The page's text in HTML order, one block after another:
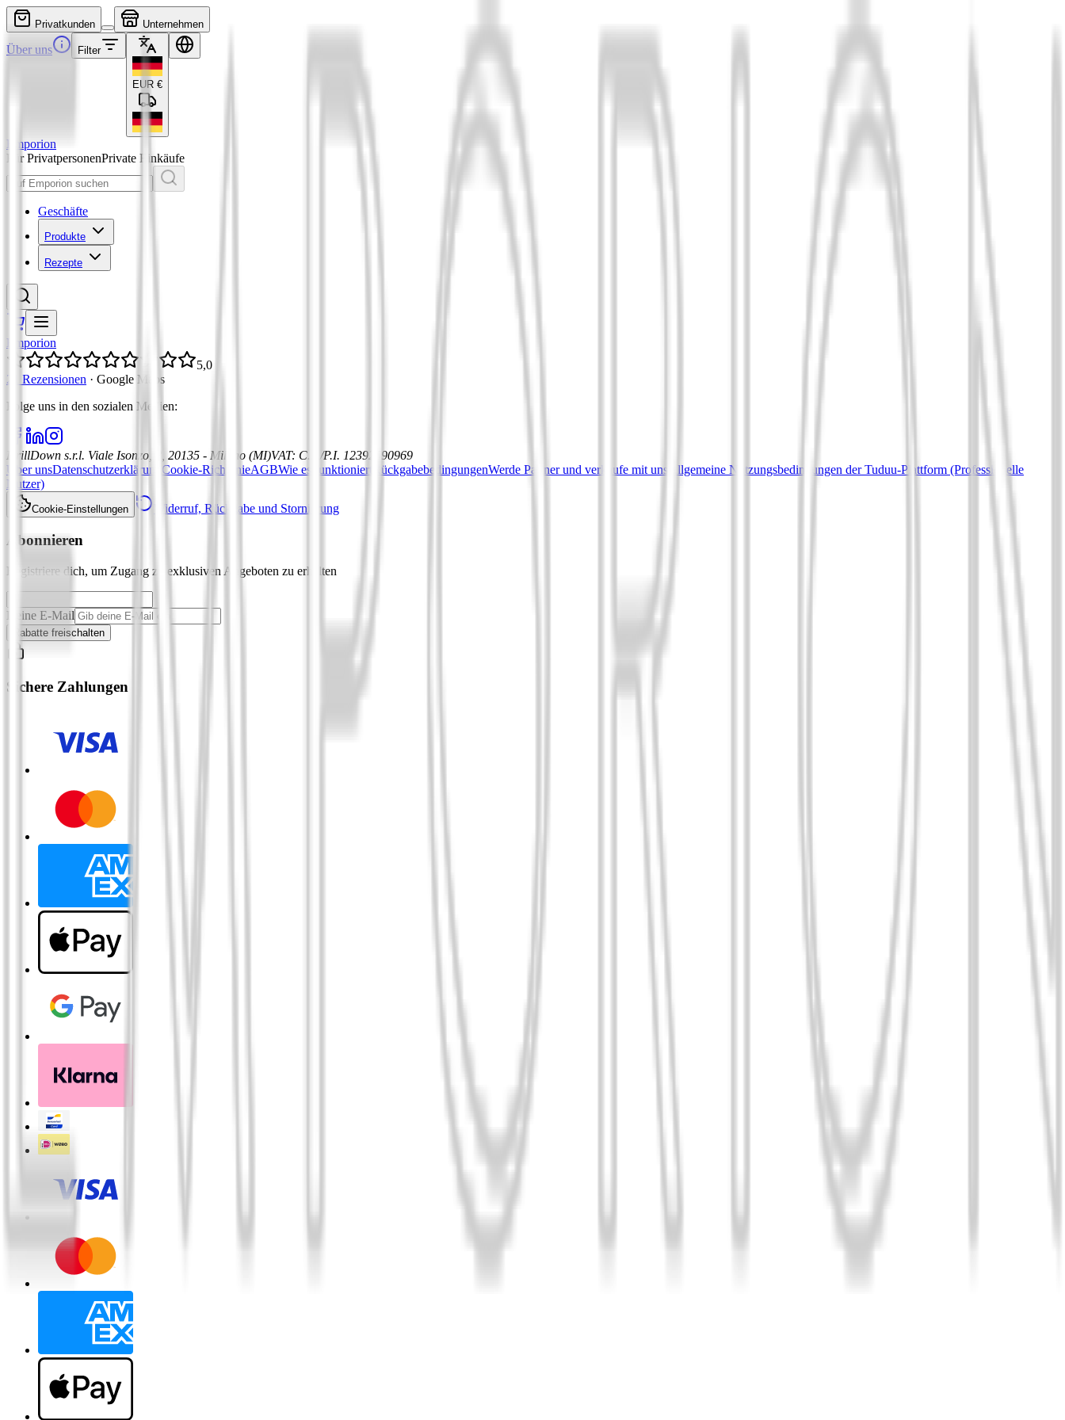
Privatkunden Unternehmen
Über uns Filter
EUR €
Emporion
Für PrivatpersonenPrivate Einkäufe
Geschäfte
Produkte
Rezepte
Emporion
5,0
21 Rezensionen · Google Maps
Folge uns in den sozialen Medien:
DrillDown s.r.l. Viale Isonzo, 8, 20135 - Milano (MI)VAT: C.F./P.I. 12392590969
Über unsDatenschutzerklärung Cookie-RichtlinieAGBWie es funktioniert RückgabebedingungenWerde Partner und verkaufe mit uns
Allgemeine Nutzungsbedingungen der Tuduu-Plattform (Professionelle
Nutzer)
Cookie-Einstellungen Widerruf, Rückgabe und Stornierung
Abonnieren
Registriere dich, um Zugang zu exklusiven Angeboten zu erhalten
Deine E-Mail
Rabatte freischalten
Sichere Zahlungen